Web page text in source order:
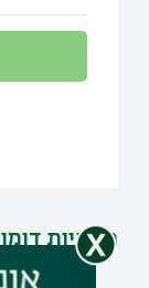
תוכניות